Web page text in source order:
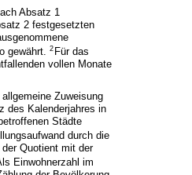
Absatz 1
2 festgesetzten
gewährt.2 Für das
vollen Monate
Zuweisung
des Kalenderjahres in
Städte
durch die
Quotient mit der
Einwohnerzahl im